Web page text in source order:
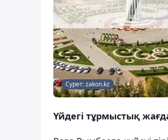
Сурет: zakon.kz
Үйдегі тұрмыстық